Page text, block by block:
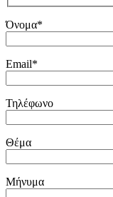
Όνομα*
Email*
Τηλέφωνο
Θέμα
Μήνυμα